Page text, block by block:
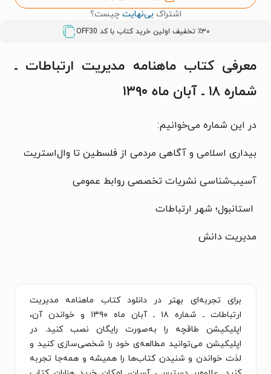
اشتراک بی‌نهایت چیست؟
٪۳۰ تخفیف اولین خرید کتاب با کد OFF30
معرفی کتاب ماهنامه مدیریت ارتباطات ـ
شماره ۱۸ ـ آبان ماه ۱۳۹۰
در این شماره می‌خوانیم:
بیداری اسلامی و آگاهی مردمی از فلسطین تا وال‌استریت
آسیب‌شناسی نشریات تخصصی روابط عمومی
استانبول؛ شهر ارتباطات
مدیریت دانش
برای تجربه‌ای بهتر در دانلود کتاب ماهنامه مدیریت
ارتباطات ـ شماره ۱۸ ـ آبان ماه ۱۳۹۰ و خواندن آن،
اپلیکیشن طاقچه را به‌صورت رایگان نصب کنید. در
اپلیکیشن می‌توانید مطالعه‌ی خود را شخصی‌سازی کنید و
لذت خواندن و شنیدن کتاب‌ها را همیشه و همه‌جا تجربه